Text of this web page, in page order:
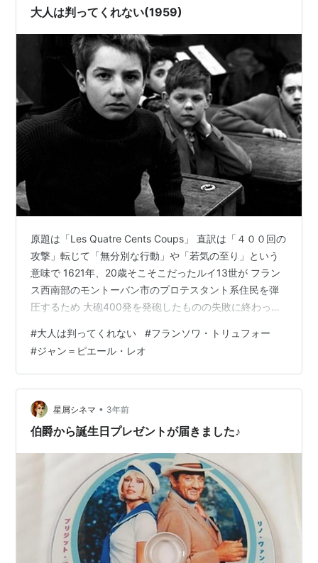
の、とくに明らかなメッセージにはなっていない。 が、
大人は判ってくれない(1959)
原題は「Les Quatre Cents Coups」 直訳は「４００回の
攻撃」転じて「無分別な行動」や「若気の至り」という
意味で 1621年、20歳そこそこだったルイ13世が フラン
ス西南部のモントーバン市のプロテスタント系住民を弾
圧するため 大砲400発を発砲したものの失敗に終わった
められているという あまりにも有名な長編デビュー作で
冒頭の「アンドレ・バザンに捧ぐ」のメッセージのバザ
ンとは 戦後のフランスで最も影響力の高かった映画批評
家のひとり 少年院を出た10代のトリュフォーを引き取っ
た庇護者で トリュフォーにとって父親のような存在だ…
#大人は判ってくれない #フランソワ・トリュフォー
#ジャン＝ピエール・レオ
星屑シネマ • 3年前
伯爵から誕生日プレゼントが届きました♪